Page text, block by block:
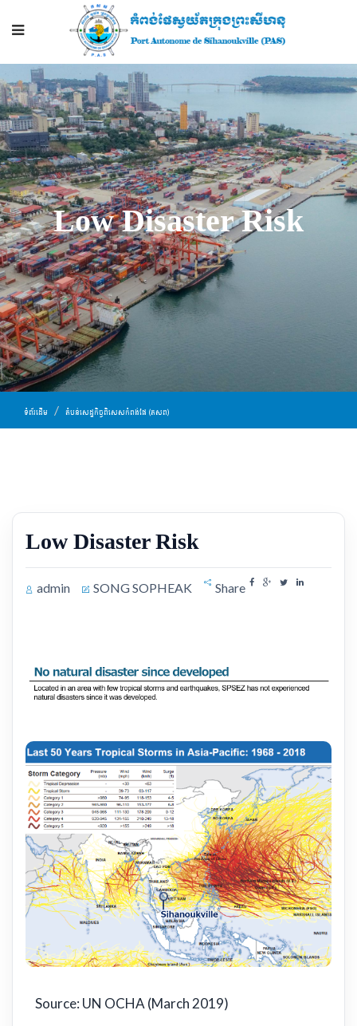
Low Disaster Risk
ទំព័រដើម តំបន់​សេដ្ឋកិច្ច​ពិសេស​កំពង់ផែ​​ (តសព)
Low Disaster Risk
admin SONG SOPHEAK Share
Source: UN OCHA (March 2019)